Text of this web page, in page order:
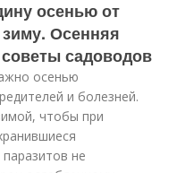
осенью от
Осенняя
садоводов
осенью
и болезней.
чтобы при
не